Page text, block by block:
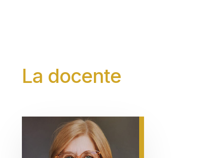
La docente